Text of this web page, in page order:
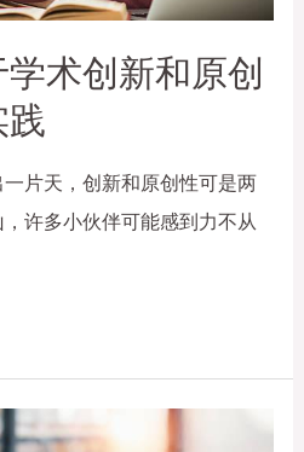
术创新和原创
践
片天，创新和原创性可是两
许多小伙伴可能感到力不从